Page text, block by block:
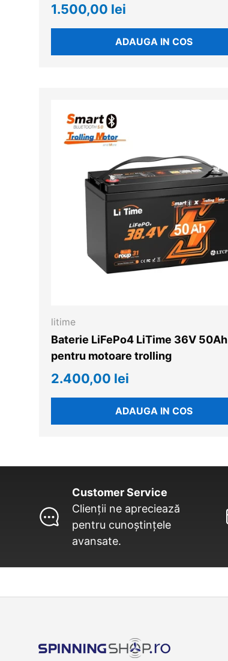
1.500,00 lei
ADAUGA IN COS
litime
Baterie LiFePo4 LiTime 36V 50Ah
pentru motoare trolling
2.400,00 lei
ADAUGA IN COS
Customer Service
Clienții ne apreciează
pentru cunoștințele
avansate.